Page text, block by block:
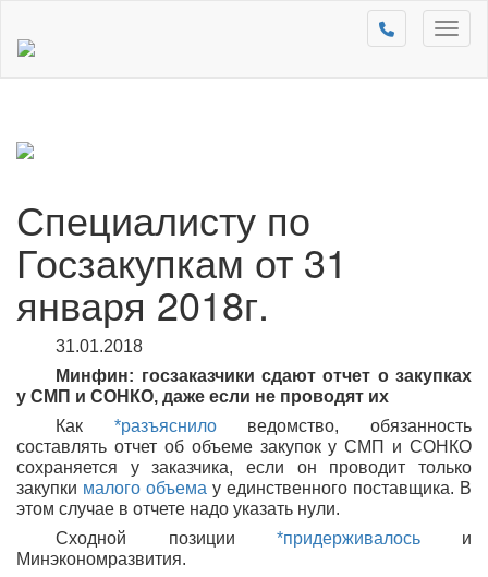
Специалисту по
Госзакупкам от 31
января 2018г.
31.01.2018
Минфин: госзаказчики сдают отчет о закупках
у СМП и СОНКО, даже если не проводят их
Как *разъясниловедомство, обязанность
составлять отчет об объеме закупок у СМП и СОНКО
сохраняется у заказчика, если он проводит только
закупки малого объема у единственного поставщика. В
этом случае в отчете надо указать нули.
Сходной позиции *придерживалосьи
Минэкономразвития.